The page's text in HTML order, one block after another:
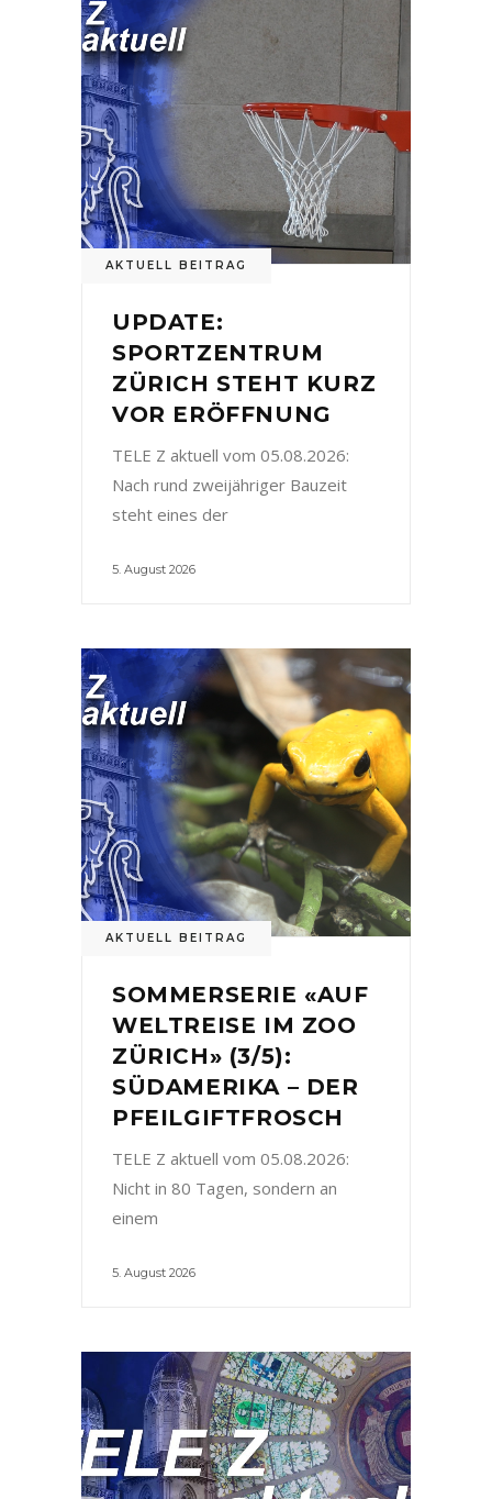
AKTUELL BEITRAG
UPDATE:
SPORTZENTRUM
ZÜRICH STEHT KURZ
VOR ERÖFFNUNG
TELE Z aktuell vom 05.08.2026:
Nach rund zweijähriger Bauzeit
steht eines der
5. August 2026
AKTUELL BEITRAG
SOMMERSERIE «AUF
WELTREISE IM ZOO
ZÜRICH» (3/5):
SÜDAMERIKA – DER
PFEILGIFTFROSCH
TELE Z aktuell vom 05.08.2026:
Nicht in 80 Tagen, sondern an
einem
5. August 2026